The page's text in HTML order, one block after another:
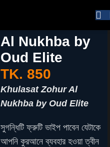
Khulasat Zohur
Al Nukhba by
Oud Elite
TK. 850
Khulasat Zohur Al
Nukhba by Oud Elite
সুগন্ধিটি ফ্রুটি ভাইপ পাবেন যেটাকে
আপনি কুরআনে ব্যবহার হওয়া ত্বীন